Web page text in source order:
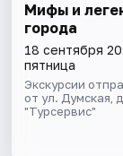
Мифы и
города
18 сентября
пятница
Экскурсии
от ул. Думская,
"Турсервис"